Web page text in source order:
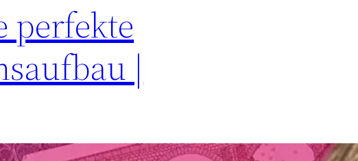
perfekte
|